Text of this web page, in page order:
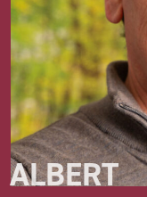
ALBERT